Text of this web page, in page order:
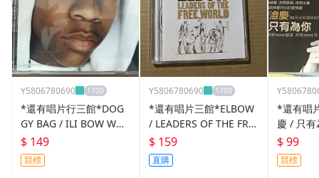
Y5806780690
*還有唱片行三館*DOG
GY BAG / ILI BOW WO
W 二手 ZZ16959(競標)
$ 149
競標
Y5806780690
*還有唱片三館*ELBOW
/ LEADERS OF THE FRE
E 二手 YY0200
$ 159
直購
*還有唱
慶 / 只
93(需競
$ 99
競標